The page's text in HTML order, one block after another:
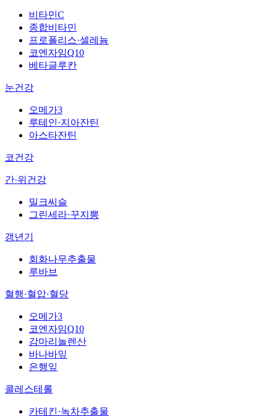
비타민C
종합비타민
프로폴리스·셀레늄
코엔자임Q10
베타글루칸
눈건강
오메가3
루테인·지아잔틴
아스타잔틴
코건강
간·위건강
밀크씨슬
그린세라·꾸지뽕
갱년기
회화나무추출물
루바브
혈행·혈압·혈당
오메가3
코엔자임Q10
감마리놀렌산
바나바잎
은행잎
콜레스테롤
카테킨·녹차추출물